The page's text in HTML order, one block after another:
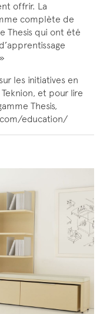
offrir. La
complète de
Thesis qui ont été
les initiatives en
et pour lire
Thesis,
education/